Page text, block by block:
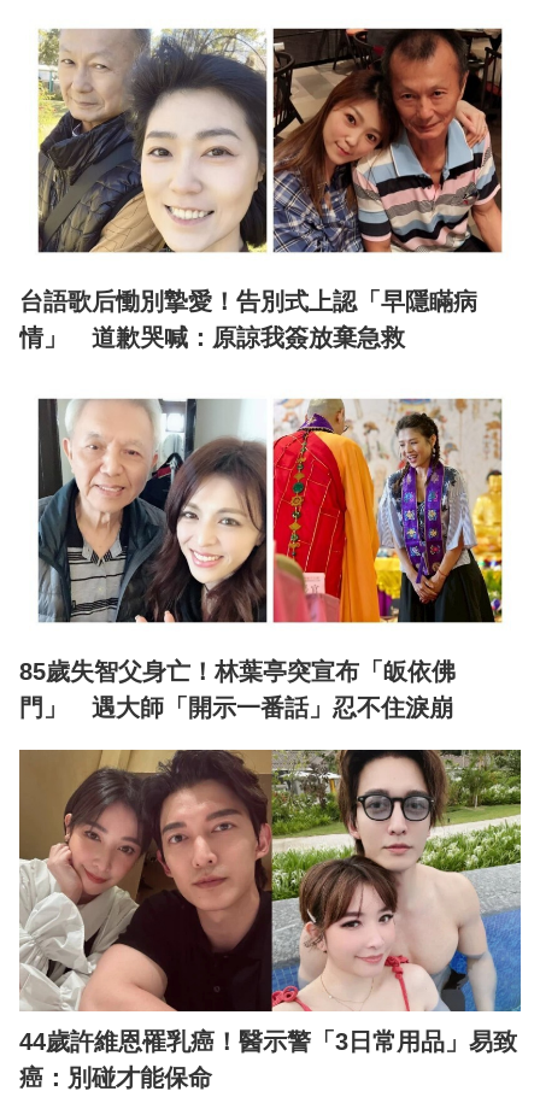
台語歌后慟別摯愛！告別式上認「早隱瞞病
情」 道歉哭喊：原諒我簽放棄急救
85歲失智父身亡！林葉亭突宣布「皈依佛
門」 遇大師「開示一番話」忍不住淚崩
44歲許維恩罹乳癌！醫示警「3日常用品」易致
癌：別碰才能保命